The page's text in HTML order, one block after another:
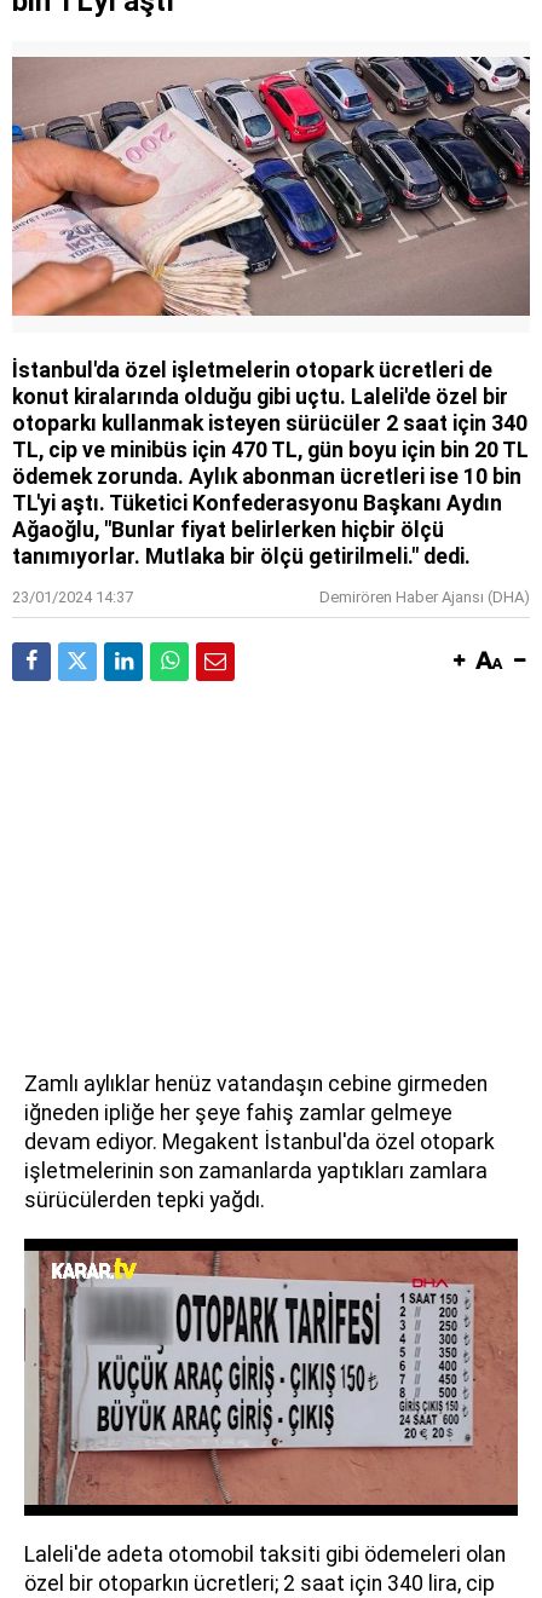
İstanbul'da özel işletmelerin otopark ücretleri de
konut kiralarında olduğu gibi uçtu. Laleli'de özel bir
otoparkı kullanmak isteyen sürücüler 2 saat için 340
TL, cip ve minibüs için 470 TL, gün boyu için bin 20 TL
ödemek zorunda. Aylık abonman ücretleri ise 10 bin
TL'yi aştı. Tüketici Konfederasyonu Başkanı Aydın
Ağaoğlu, "Bunlar fiyat belirlerken hiçbir ölçü
tanımıyorlar. Mutlaka bir ölçü getirilmeli." dedi.
23/01/2024 14:37 Demirören Haber Ajansı (DHA)
Zamlı aylıklar henüz vatandaşın cebine girmeden
iğneden ipliğe her şeye fahiş zamlar gelmeye
devam ediyor. Megakent İstanbul'da özel otopark
işletmelerinin son zamanlarda yaptıkları zamlara
sürücülerden tepki yağdı.
Laleli'de adeta otomobil taksiti gibi ödemeleri olan
özel bir otoparkın ücretleri; 2 saat için 340 lira, cip